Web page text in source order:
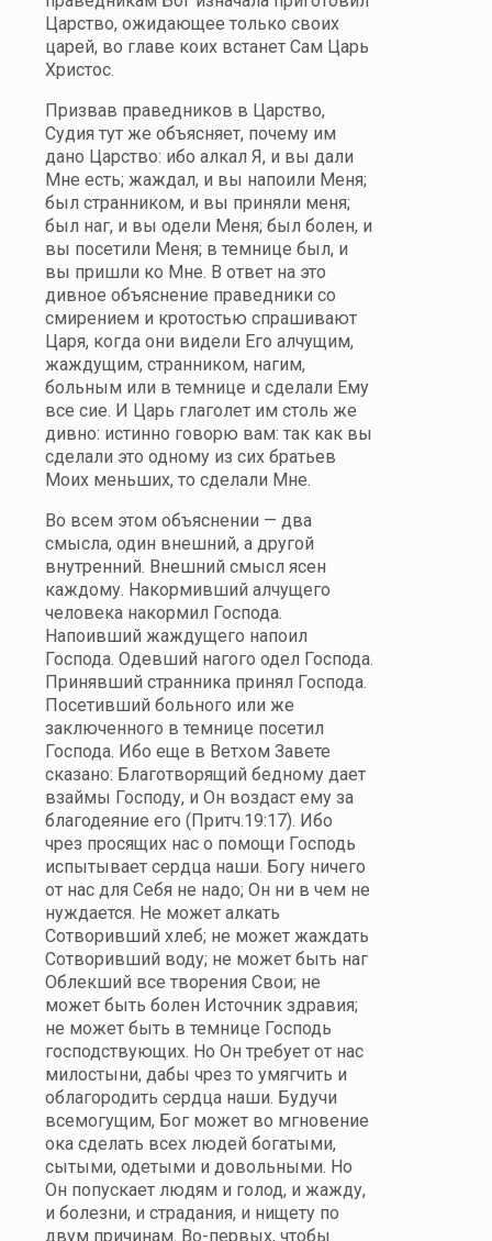
Царство, ожидающее только своих
царей, во главе коих встанет Сам Царь
Христос.
Призвав праведников в Царство,
Судия тут же объясняет, почему им
дано Царство: ибо алкал Я, и вы дали
Мне есть; жаждал, и вы напоили Меня;
был странником, и вы приняли меня;
был наг, и вы одели Меня; был болен, и
вы посетили Меня; в темнице был, и
вы пришли ко Мне. В ответ на это
дивное объяснение праведники со
смирением и кротостью спрашивают
Царя, когда они видели Его алчущим,
жаждущим, странником, нагим,
больным или в темнице и сделали Ему
все сие. И Царь глаголет им столь же
дивно: истинно говорю вам: так как вы
сделали это одному из сих братьев
Моих меньших, то сделали Мне.
Во всем этом объяснении — два
смысла, один внешний, а другой
внутренний. Внешний смысл ясен
каждому. Накормивший алчущего
человека накормил Господа.
Напоивший жаждущего напоил
Господа. Одевший нагого одел Господа.
Принявший странника принял Господа.
Посетивший больного или же
заключенного в темнице посетил
Господа. Ибо еще в Ветхом Завете
сказано: Благотворящий бедному дает
взаймы Господу, и Он воздаст ему за
благодеяние его (Притч.19:17). Ибо
чрез просящих нас о помощи Господь
испытывает сердца наши. Богу ничего
от нас для Себя не надо; Он ни в чем не
нуждается. Не может алкать
Сотворивший хлеб; не может жаждать
Сотворивший воду; не может быть наг
Облекший все творения Свои; не
может быть болен Источник здравия;
не может быть в темнице Господь
господствующих. Но Он требует от нас
милостыни, дабы чрез то умягчить и
облагородить сердца наши. Будучи
всемогущим, Бог может во мгновение
ока сделать всех людей богатыми,
сытыми, одетыми и довольными. Но
Он попускает людям и голод, и жажду,
и болезни, и страдания, и нищету по
двум причинам. Во-первых, чтобы